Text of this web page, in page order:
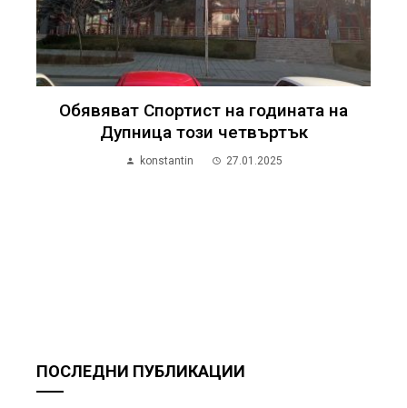
Обявяват Спортист на годината на
Дупница този четвъртък
konstantin 27.01.2025
ПОСЛЕДНИ ПУБЛИКАЦИИ